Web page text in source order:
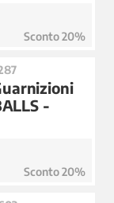
Sconto 20%
-
Sconto 20%